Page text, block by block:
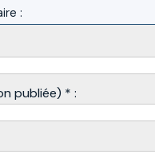
:
publiée) * :